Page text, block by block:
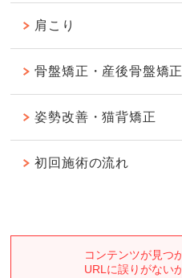
肩こり
骨盤矯正・産後骨盤矯正
姿勢改善・猫背矯正
初回施術の流れ